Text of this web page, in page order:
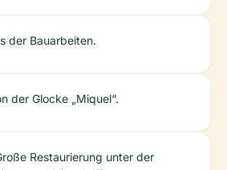
der Bauarbeiten.
der Glocke „Miquel“.
Restaurierung unter der